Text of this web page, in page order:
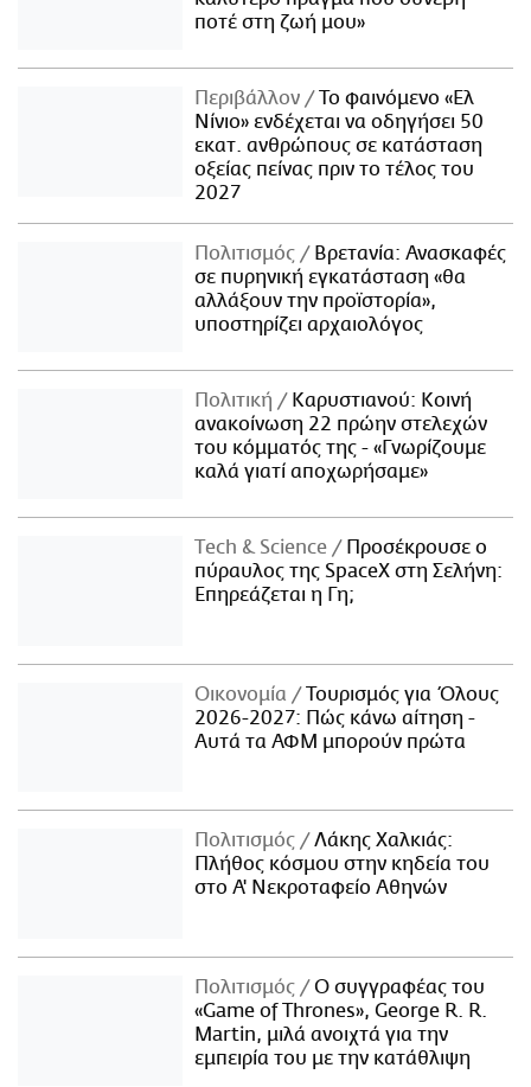
ποτέ στη ζωή μου»
Περιβάλλον
Το φαινόμενο «Ελ
Νίνιο» ενδέχεται να οδηγήσει 50
εκατ. ανθρώπους σε κατάσταση
οξείας πείνας πριν το τέλος του
2027
Πολιτισμός
Βρετανία: Ανασκαφές
σε πυρηνική εγκατάσταση «θα
αλλάξουν την προϊστορία»,
υποστηρίζει αρχαιολόγος
Πολιτική
Καρυστιανού: Κοινή
ανακοίνωση 22 πρώην στελεχών
του κόμματός της - «Γνωρίζουμε
καλά γιατί αποχωρήσαμε»
Τech & Science
Προσέκρουσε ο
πύραυλος της SpaceX στη Σελήνη:
Επηρεάζεται η Γη;
Οικονομία
Τουρισμός για Όλους
2026-2027: Πώς κάνω αίτηση -
Αυτά τα ΑΦΜ μπορούν πρώτα
Πολιτισμός
Λάκης Χαλκιάς:
Πλήθος κόσμου στην κηδεία του
στο Α' Νεκροταφείο Αθηνών
Πολιτισμός
Ο συγγραφέας του
«Game of Thrones», George R. R.
Martin, μιλά ανοιχτά για την
εμπειρία του με την κατάθλιψη